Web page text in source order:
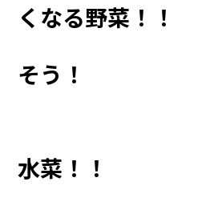
くなる野菜！！
そう！
水菜！！